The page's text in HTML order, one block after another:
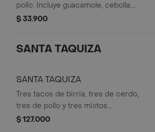
pollo. Incluye guacamole, cebolla,
cilantro y queso.
$ 33.900
SANTA TAQUIZA
SANTA TAQUIZA
Tres tacos de birria, tres de cerdo,
tres de pollo y tres mixtos.
Acompañado de caldo de birria.
$ 127.000